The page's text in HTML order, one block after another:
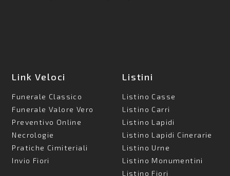
Link Veloci
Funerale Classico
Funerale Valore Vero
Preventivo Online
Necrologie
Pratiche Cimiteriali
Invio Fiori
Listini
Listino Casse
Listino Carri
Listino Lapidi
Listino Lapidi Cinerarie
Listino Urne
Listino Monumentini
Listino Fiori